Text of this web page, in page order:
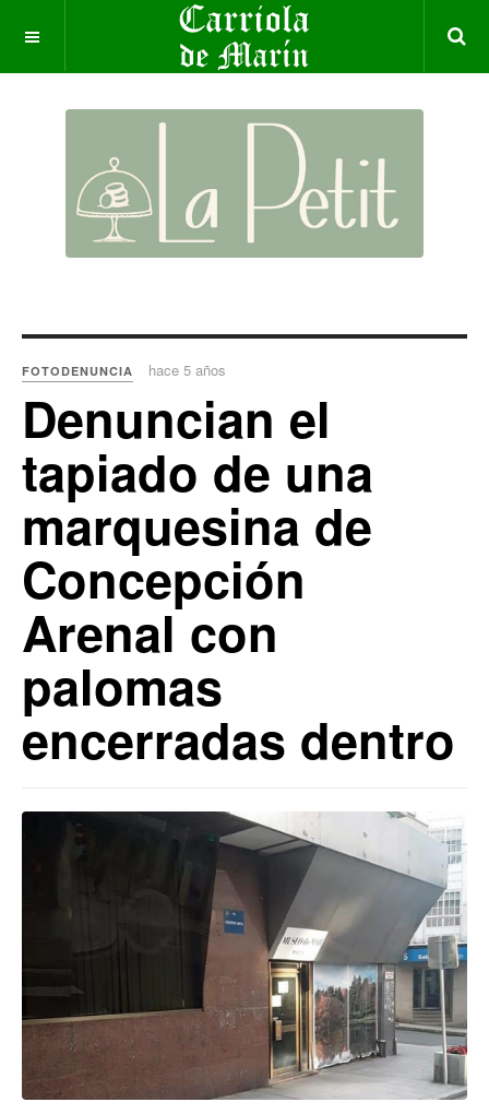
FOTODENUNCIA hace 5 años
Denuncian el
tapiado de una
marquesina de
Concepción
Arenal con
palomas
encerradas dentro